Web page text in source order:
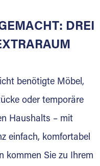
zur Miete, der
gebaut
Partner:
DREI
benötigte Möbel,
oder temporäre
Haushalts – mit
einfach, komfortabel
kommen Sie zu Ihrem